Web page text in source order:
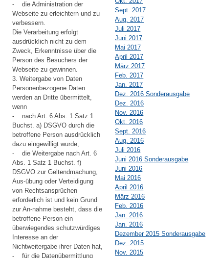
- die Administration der
Webseite zu erleichtern und zu
verbessern.
Die Verarbeitung erfolgt
ausdrücklich nicht zu dem
Zweck, Erkenntnisse über die
Person des Besuchers der
Webseite zu gewinnen.
3. Weitergabe von Daten
Personenbezogene Daten
werden an Dritte übermittelt,
wenn
- nach Art. 6 Abs. 1 Satz 1
Buchst. a) DSGVO durch die
betroffene Person ausdrücklich
dazu eingewilligt wurde,
- die Weitergabe nach Art. 6
Abs. 1 Satz 1 Buchst. f)
DSGVO zur Geltendmachung,
Aus-übung oder Verteidigung
von Rechtsansprüchen
erforderlich ist und kein Grund
zur An-nahme besteht, dass die
betroffene Person ein
überwiegendes schutzwürdiges
Interesse an der
Nichtweitergabe ihrer Daten hat,
- für die Datenübermittlung
Sept. 2017
Aug. 2017
Juli 2017
Juni 2017
Mai 2017
April 2017
März 2017
Feb. 2017
Jan. 2017
Dez. 2016 Sonderausgabe
Dez. 2016
Nov. 2016
Okt. 2016
Sept. 2016
Aug. 2016
Juli 2016
Juni 2016 Sonderausgabe
Juni 2016
Mai 2016
April 2016
März 2016
Feb. 2016
Jan. 2016
Jan. 2016
Dezember 2015 Sonderausgabe
Dez. 2015
Nov. 2015